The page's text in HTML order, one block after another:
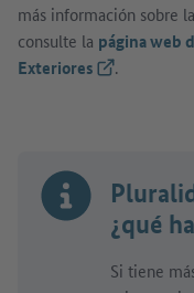
más información sobre
consulte la página web
Exteriores(Link externo)
.
¿qué
Si tiene